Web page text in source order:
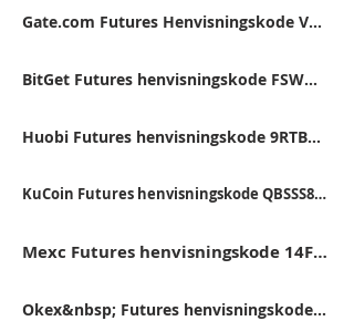
Gate.com Futures Henvisningskode VFJDUWXD
BitGet Futures henvisningskode FSWU9863
Huobi Futures henvisningskode 9RTB4223
KuCoin Futures henvisningskode QBSSS8MK
Mexc Futures henvisningskode 14FB5
Okex&nbsp; Futures henvisningskode 11162416